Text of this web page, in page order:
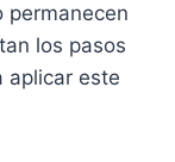
permanecen
los pasos
aplicar este